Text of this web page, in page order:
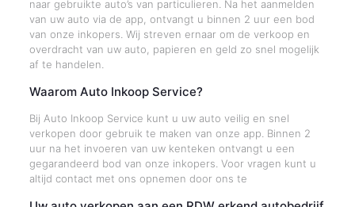
naar gebruikte auto’s van particulieren. Na het aanmelden
van uw auto via de app, ontvangt u binnen 2 uur een bod
van onze inkopers. Wij streven ernaar om de verkoop en
overdracht van uw auto, papieren en geld zo snel mogelijk
af te handelen.
Waarom Auto Inkoop Service?
Bij Auto Inkoop Service kunt u uw auto veilig en snel
verkopen door gebruik te maken van onze app. Binnen 2
uur na het invoeren van uw kenteken ontvangt u een
gegarandeerd bod van onze inkopers. Voor vragen kunt u
altijd contact met ons opnemen door ons te